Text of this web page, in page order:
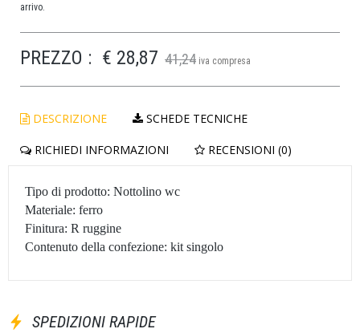
arrivo.
PREZZO : € 28,87 41,24 iva compresa
DESCRIZIONE SCHEDE TECNICHE
RICHIEDI INFORMAZIONI RECENSIONI (0)
Tipo di prodotto: Nottolino wc
Materiale: ferro
Finitura: R ruggine
Contenuto della confezione: kit singolo
SPEDIZIONI RAPIDE